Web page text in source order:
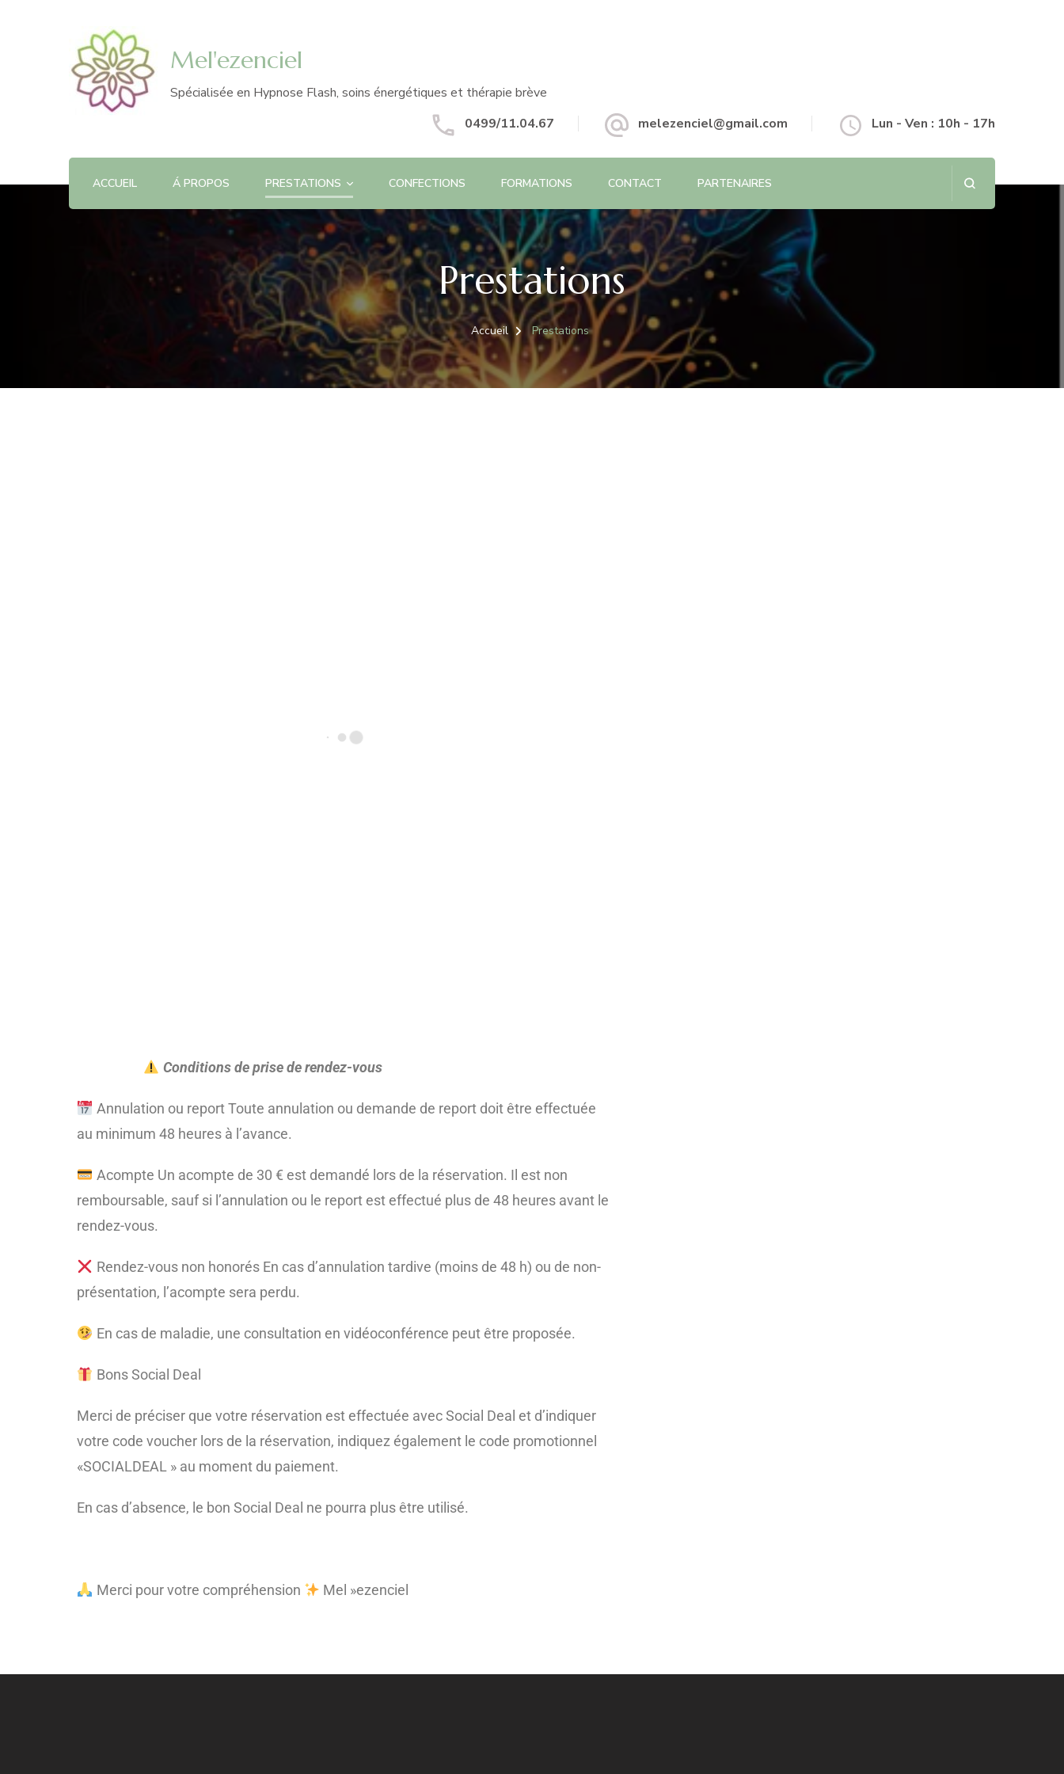
Mel'ezenciel
Spécialisée en Hypnose Flash, soins énergétiques et thérapie brève
0499/11.04.67
melezenciel@gmail.com Lun - Ven : 10h - 17h
ACCUEIL Á PROPOS PRESTATIONS CONFECTIONS FORMATIONS CONTACT PARTENAIRES
Prestations
Accueil Prestations
Conditions de prise de rendez-vous
Annulation ou report Toute annulation ou demande de report doit être effectuée
au minimum 48 heures à l’avance.
Acompte Un acompte de 30 € est demandé lors de la réservation. Il est non
remboursable, sauf si l’annulation ou le report est effectué plus de 48 heures avant le
rendez-vous.
Rendez-vous non honorés En cas d’annulation tardive (moins de 48 h) ou de non-
présentation, l’acompte sera perdu.
En cas de maladie, une consultation en vidéoconférence peut être proposée.
Bons Social Deal
Merci de préciser que votre réservation est effectuée avec Social Deal et d’indiquer
votre code voucher lors de la réservation, indiquez également le code promotionnel
«SOCIALDEAL » au moment du paiement.
En cas d’absence, le bon Social Deal ne pourra plus être utilisé.
Merci pour votre compréhension Mel »ezenciel